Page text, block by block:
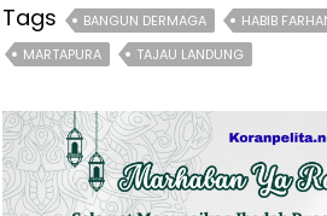
Tags BANGUN DERMAGA HABIB
MARTAPURA
TAJAU LANDUNG